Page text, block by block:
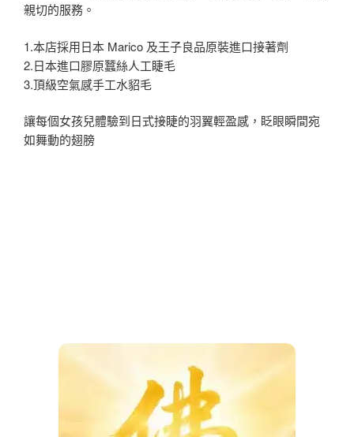
親切的服務。
1.本店採用日本 Marico 及王子良品原裝進口接著劑
2.日本進口膠原蠶絲人工睫毛
3.頂級空氣感手工水貂毛
讓每個女孩兒體驗到日式接睫的羽翼輕盈感，眨眼瞬間宛
如舞動的翅膀